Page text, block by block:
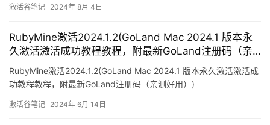
适合你的？在c++strcpy()函数不
激活谷笔记 2024年 8月 4日
RubyMine激活2024.1.2(GoLand Mac 2024.1 版本永
久激活激活成功教程教程，附最新GoLand注册码（亲
测好用）)
RubyMine激活2024.1.2(GoLand Mac 2024.1 版本永久激活激活成
功教程教程，附最新GoLand注册码（亲测好用）)
激活谷笔记 2024年 6月 14日